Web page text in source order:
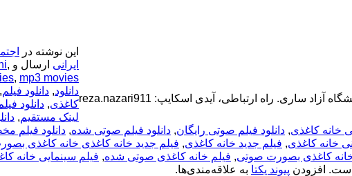
این نوشته در
ایرانی ارسال و ,
, mp3 movies
دانلود, دانلود فیلم,
کاغذی, دانلود
لینک مستقیم,
خانه کاغذی, دانلود فیلم صوتی رایگان, دانلود فیلم صوتی شده, دانلود فیلم
خانه کاغذی, فیلم جدید خانه کاغذی, فیلم جدید خانه کاغذی خانه کاغذی
خانه کاغذی بصورت صوتی, فیلم خانه کاغذی صوتی شده, فیلم سینمایی خانه
افزودن پیوند یکتا به علاقه‌مندی‌ها.